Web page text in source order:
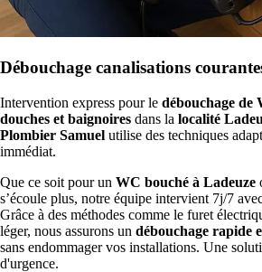
Débouchage canalisations
Intervention express pour le débouchage de
douches et baignoires dans la localité
Plombier Samuel utilise des techniques
immédiat.
Que ce soit pour un WC bouché à Ladeuze
s’écoule plus, notre équipe intervient 7j/7
Grâce à des méthodes comme le furet
léger, nous assurons un débouchage rapide
sans endommager vos installations. Une
d'urgence.